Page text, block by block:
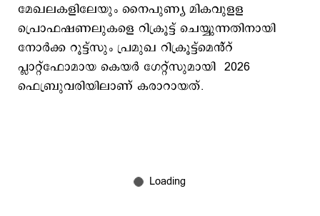
മേഖലകളിലേയും നൈപുണ്യ മികവുളള
പ്രൊഫഷണലുകളെ റിക്രൂട്ട് ചെയ്യുന്നതിനായി
നോര്‍ക്ക റൂട്ട്സും പ്രമുഖ റിക്രൂട്ട്‌മെൻ്റ്
പ്ലാറ്റ്ഫോമായ കെയര്‍ ഗേറ്റ്സുമായി 2026
ഫെബ്രുവരിയിലാണ് കരാറായത്.